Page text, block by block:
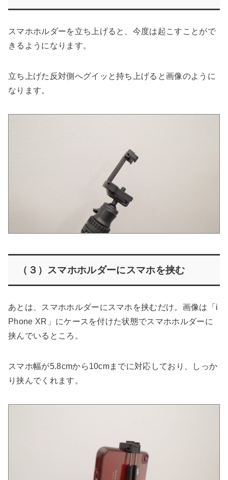
スマホホルダーを立ち上げると、今度は起こすことがで
きるようになります。
立ち上げた反対側へグイッと持ち上げると画像のように
なります。
（３）スマホホルダーにスマホを挟む
あとは、スマホホルダーにスマホを挟むだけ。画像は「i
Phone XR」にケースを付けた状態でスマホホルダーに
挟んでいるところ。
スマホ幅が5.8cmから10cmまでに対応しており、しっか
り挟んでくれます。